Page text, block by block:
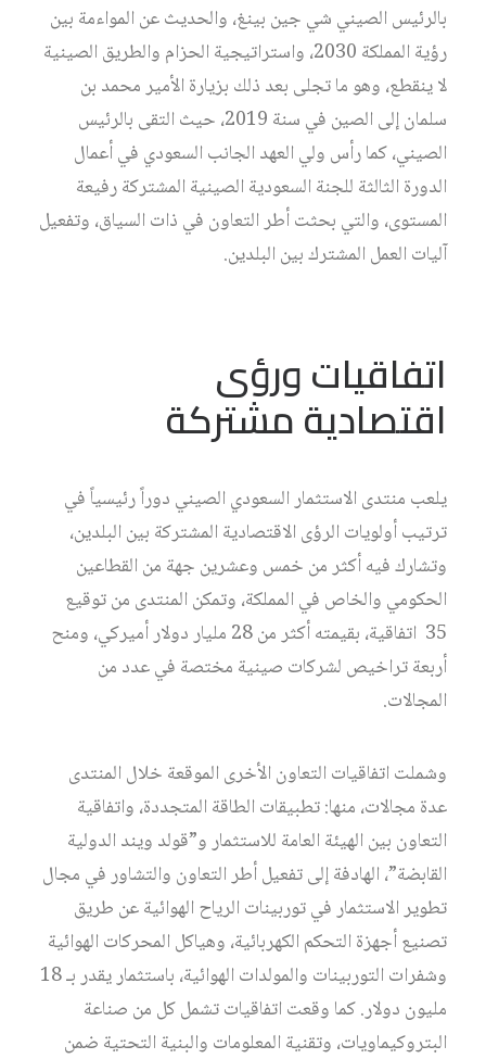
بالرئيس الصيني شي جين بينغ، والحديث عن المواءمة بين
رؤية المملكة 2030، واستراتيجية الحزام والطريق الصينية
لا ينقطع، وهو ما تجلى بعد ذلك بزيارة الأمير محمد بن
سلمان إلى الصين في سنة 2019، حيث التقى بالرئيس
الصيني، كما رأس ولي العهد الجانب السعودي في أعمال
الدورة الثالثة للجنة السعودية الصينية المشتركة رفيعة
المستوى، والتي بحثت أطر التعاون في ذات السياق، وتفعيل
آليات العمل المشترك بين البلدين.
اتفاقيات ورؤى
اقتصادية مشتركة
يلعب منتدى الاستثمار السعودي الصيني دوراً رئيسياً في
ترتيب أولويات الرؤى الاقتصادية المشتركة بين البلدين،
وتشارك فيه أكثر من خمس وعشرين جهة من القطاعين
الحكومي والخاص في المملكة، وتمكن المنتدى من توقيع
35 اتفاقية، بقيمته أكثر من 28 مليار دولار أميركي، ومنح
أربعة تراخيص لشركات صينية مختصة في عدد من
المجالات.
وشملت اتفاقيات التعاون الأخرى الموقعة خلال المنتدى
عدة مجالات، منها: تطبيقات الطاقة المتجددة، واتفاقية
التعاون بين الهيئة العامة للاستثمار و”قولد ويند الدولية
القابضة”، الهادفة إلى تفعيل أطر التعاون والتشاور في مجال
تطوير الاستثمار في توربينات الرياح الهوائية عن طريق
تصنيع أجهزة التحكم الكهربائية، وهياكل المحركات الهوائية
وشفرات التوربينات والمولدات الهوائية، باستثمار يقدر بـ 18
مليون دولار. كما وقعت اتفاقيات تشمل كل من صناعة
البتروكيماويات، وتقنية المعلومات والبنية التحتية ضمن